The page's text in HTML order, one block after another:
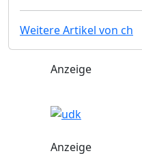
Weitere Artikel von ch
Anzeige
Anzeige